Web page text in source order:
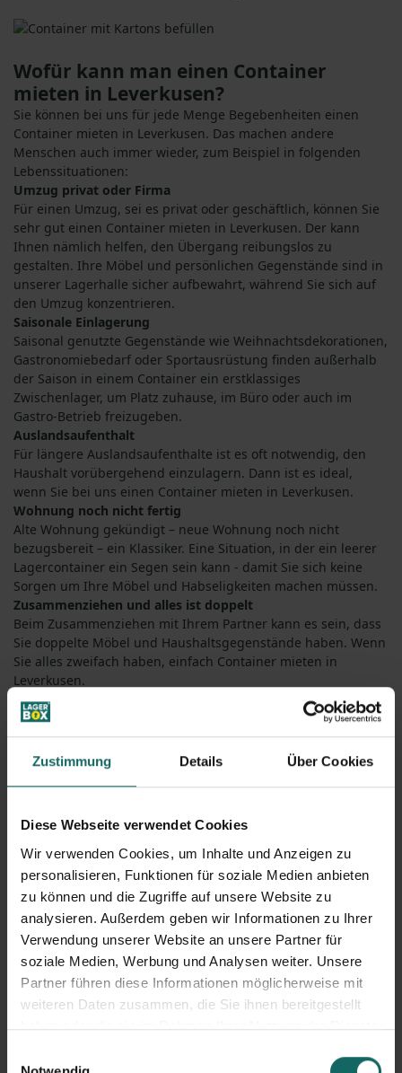
Zustimmung Details Über Cookies
Diese Webseite verwendet Cookies
Wir verwenden Cookies, um Inhalte und Anzeigen zu
personalisieren, Funktionen für soziale Medien anbieten
zu können und die Zugriffe auf unsere Website zu
analysieren. Außerdem geben wir Informationen zu Ihrer
Verwendung unserer Website an unsere Partner für
soziale Medien, Werbung und Analysen weiter. Unsere
Partner führen diese Informationen möglicherweise mit
weiteren Daten zusammen, die Sie ihnen bereitgestellt
haben oder die sie im Rahmen Ihrer Nutzung der Dienste
Wofür kann man einen Container
mieten in Leverkusen?
Sie können bei uns für jede Menge Begebenheiten einen
Container mieten in Leverkusen. Das machen andere
Menschen auch immer wieder, zum Beispiel in folgenden
Lebenssituationen:
Umzug privat oder Firma
Für einen Umzug, sei es privat oder geschäftlich, können Sie
sehr gut einen Container mieten in Leverkusen. Der kann
Ihnen nämlich helfen, den Übergang reibungslos zu
gestalten. Ihre Möbel und persönlichen Gegenstände sind in
unserer Lagerhalle sicher aufbewahrt, während Sie sich auf
den Umzug konzentrieren.
Saisonale Einlagerung
Saisonal genutzte Gegenstände wie Weihnachtsdekorationen,
Gastronomiebedarf oder Sportausrüstung finden außerhalb
der Saison in einem Container ein erstklassiges
Zwischenlager, um Platz zuhause, im Büro oder auch im
Gastro-Betrieb freizugeben.
Auslandsaufenthalt
Für längere Auslandsaufenthalte ist es oft notwendig, den
Haushalt vorübergehend einzulagern. Dann ist es ideal,
wenn Sie bei uns einen Container mieten in Leverkusen.
Wohnung noch nicht fertig
Alte Wohnung gekündigt – neue Wohnung noch nicht
bezugsbereit – ein Klassiker. Eine Situation, in der ein leerer
Lagercontainer ein Segen sein kann - damit Sie sich keine
Sorgen um Ihre Möbel und Habseligkeiten machen müssen.
Zusammenziehen und alles ist doppelt
Beim Zusammenziehen mit Ihrem Partner kann es sein, dass
Sie doppelte Möbel und Haushaltsgegenstände haben. Wenn
Sie alles zweifach haben, einfach Container mieten in
Leverkusen.
Trennung
Eine Trennung ist schlimm genug. Wir helfen Ihnen in dieser
Situation mit einem unkomplizierten Platzangebot. Container
mieten in Leverkusen, Ihre unabhängige Lagermöglichkeit
für persönliche Gegenstände.
Büroumzug
hervorragende Option. Sie können Büromöbel und -
ausstattung bequem und sicher lagern, während Sie den
Umzug organisieren.
Container mieten Leverkusen: ideal
auch als Aktenlager
Wenn Sie Geschäftsunterlagen oder sensible Dokumente
sicher aufbewahren müssen, sind unsere Lagercontainer
auch als Aktenlager hervorragend geeignet. Wir garantieren
geschützt sind und wohl klimatisierte Lagerräume, damit Ihre